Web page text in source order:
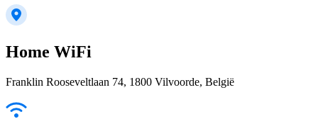
Home WiFi
Franklin Rooseveltlaan 74, 1800 Vilvoorde, België